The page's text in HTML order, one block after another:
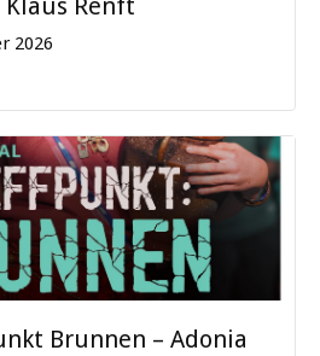
Klaus Renft
2026
Brunnen – Adonia